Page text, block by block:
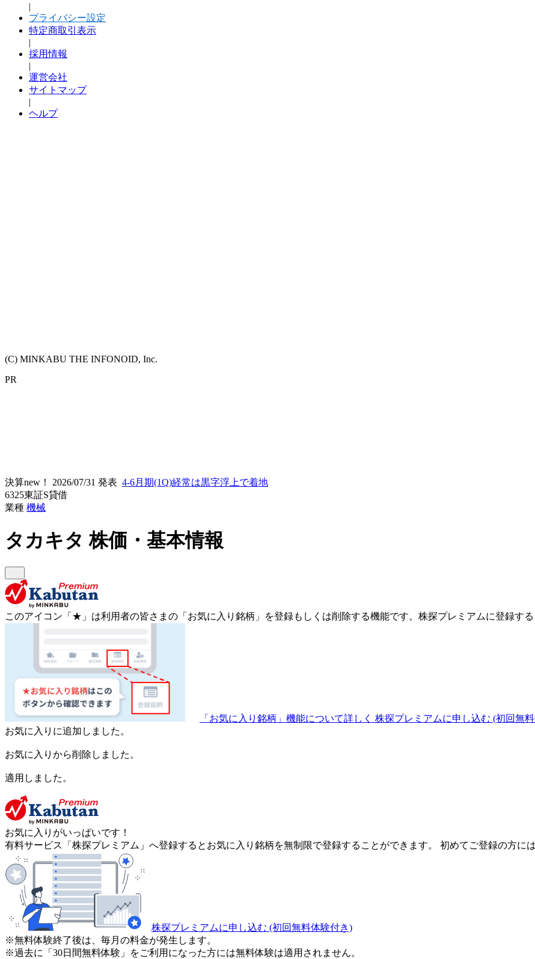
|
プライバシー設定
特定商取引表示
|
採用情報
|
運営会社
サイトマップ
|
ヘルプ
(C) MINKABU THE INFONOID, Inc.
PR
決算new！ 2026/07/31 発表 4-6月期(1Q)経常は黒字浮上で着地
6325東証S貸借
業種 機械
タカキタ株価・基本情報
このアイコン 「★」 は利用者の皆さまの 「お気に入り銘柄」を登録もしくは削除する機能です。 株探プレミアムに登録す
「お気に入り銘柄」機能について詳しく 株探プレミアムに申し込む (初回無
お気に入りに追加しました。
お気に入りから削除しました。
適用しました。
お気に入りがいっぱいです！
有料サービス「株探プレミアム」へ登録するとお気に入り銘柄を無制限で登録することができます。 初めてご登録の方に
株探プレミアムに申し込む (初回無料体験付き)
※無料体験終了後は、毎月の料金が発生します。
※過去に「30日間無料体験」をご利用になった方には無料体験は適用されません。